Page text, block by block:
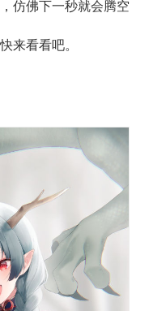
仿佛下一秒就会腾空
来看看吧。